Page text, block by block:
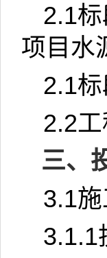
2.1
项目水
2.1
2.2
三、
3.1施
3.1.1